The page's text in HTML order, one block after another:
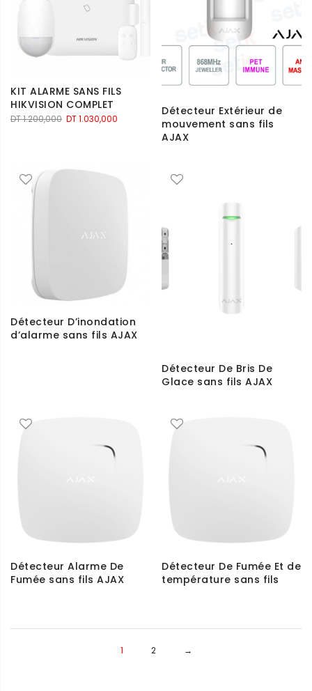
KIT ALARME SANS FILS
HIKVISION COMPLET
DT1.200,000 Le
DT 1.200,000.
DT1.030,000
Détecteur Extérieur de
mouvement sans fils
AJAX
Détecteur D’inondation
d’alarme sans fils AJAX
Détecteur De Bris De
Glace sans fils AJAX
Détecteur Alarme De
Fumée sans fils AJAX
Détecteur De Fumée Et de
température sans fils
1 2 →